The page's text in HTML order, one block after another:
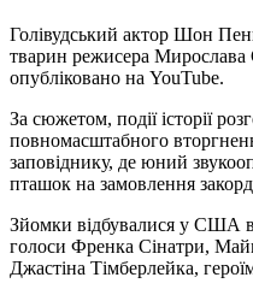
Голівудський актор Шон
тварин режисера
опубліковано на YouTube.
За сюжетом, події історії
повномасштабного
заповіднику, де юний
пташок на замовлення
Зйомки відбувалися у США в
голоси Френка Сінатри,
Джастіна Тімберлейка,